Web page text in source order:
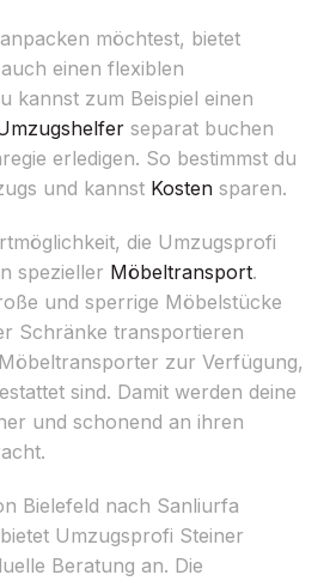
möchtest, bietet
einen flexiblen
kannst zum Beispiel einen
separat buchen
erledigen. So bestimmst du
und kannst Kosten sparen.
die Umzugsprofi
spezieller Möbeltransport.
und sperrige Möbelstücke
Schränke transportieren
zur Verfügung,
sind. Damit werden deine
und schonend an ihren
Bielefeld nach Sanliurfa
Umzugsprofi Steiner
Beratung an. Die